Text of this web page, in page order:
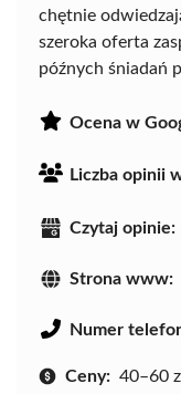
chętnie
szeroka oferta
późnych śniadań
Ocena w
Liczba opinii
Czytaj opinie:
Strona www:
Numer
Ceny: 40–60